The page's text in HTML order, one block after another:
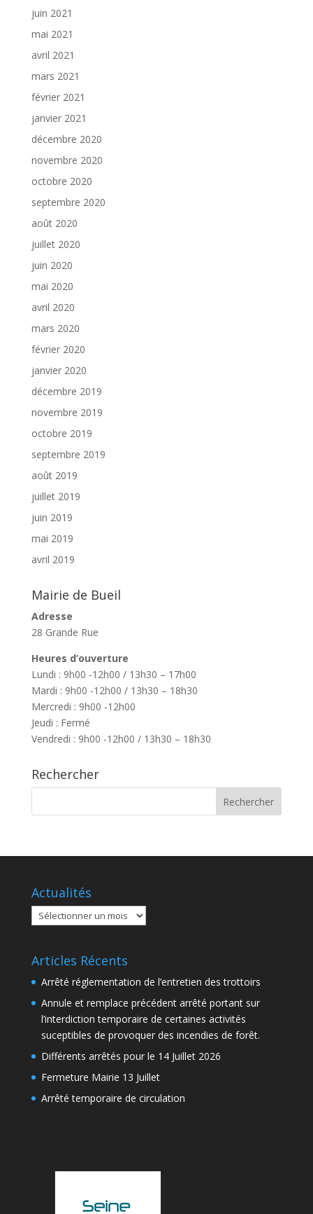
juin 2021
mai 2021
avril 2021
mars 2021
février 2021
janvier 2021
décembre 2020
novembre 2020
octobre 2020
septembre 2020
août 2020
juillet 2020
juin 2020
mai 2020
avril 2020
mars 2020
février 2020
janvier 2020
décembre 2019
novembre 2019
octobre 2019
septembre 2019
août 2019
juillet 2019
juin 2019
mai 2019
avril 2019
Mairie de Bueil
Adresse
28 Grande Rue
Heures d’ouverture
Lundi : 9h00 -12h00 / 13h30 – 17h00
Mardi : 9h00 -12h00 / 13h30 – 18h30
Mercredi : 9h00 -12h00
Jeudi : Fermé
Vendredi : 9h00 -12h00 / 13h30 – 18h30
Rechercher
Actualités
Actualités
Articles Récents
Arrêté réglementation de l’entretien des trottoirs
Annule et remplace précédent arrêté portant sur
l’interdiction temporaire de certaines activités
suceptibles de provoquer des incendies de forêt.
Différents arrêtés pour le 14 Juillet 2026
Fermeture Mairie 13 Juillet
Arrêté temporaire de circulation